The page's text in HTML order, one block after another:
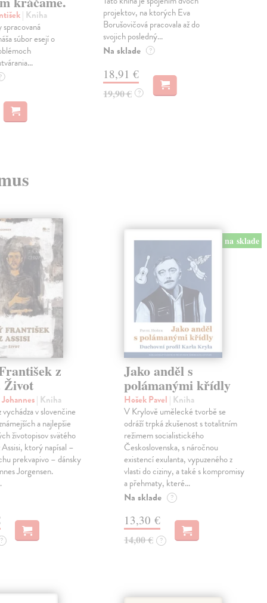
| Kniha
súbor esejí o
?
projektov, na ktorých Eva
Borušovičová pracovala až do
svojich posledný...
Na sklade ?
18,91 €
19,90 € ?
z
Život
| Kniha
vychádza v slovenčine
a najlepšie
životopisov svätého
ktorý napísal –
prekvapivo – dánsky
Jorgensen.
?
na sklade
Jako anděl s
polámanými křídly
Hošek Pavel | Kniha
V Krylově umělecké tvorbě se
odráží trpká zkušenost s totalitním
režimem socialistického
Československa, s náročnou
existencí exulanta, vypuzeného z
vlasti do ciziny, a také s kompromisy
a přehmaty, které…
Na sklade ?
13,30 €
14,00 € ?